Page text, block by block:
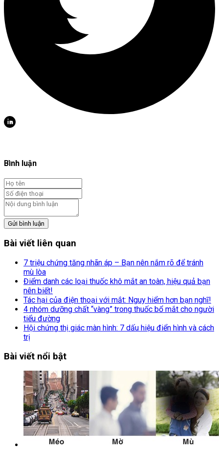
Bình luận
Gửi bình luận
Bài viết liên quan
7 triệu chứng tăng nhãn áp – Bạn nên nắm rõ để tránh
mù lòa
Điểm danh các loại thuốc khô mắt an toàn, hiệu quả bạn
nên biết!
Tác hại của điện thoại với mắt: Nguy hiểm hơn bạn nghĩ!
4 nhóm dưỡng chất “vàng” trong thuốc bổ mắt cho người
tiểu đường
Hội chứng thị giác màn hình: 7 dấu hiệu điển hình và cách
trị
Bài viết nổi bật